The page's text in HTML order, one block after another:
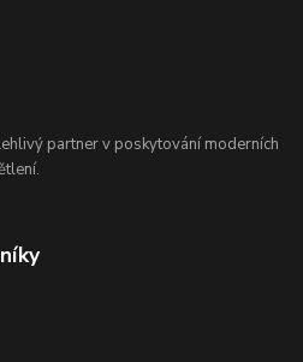
partner v poskytování moderních